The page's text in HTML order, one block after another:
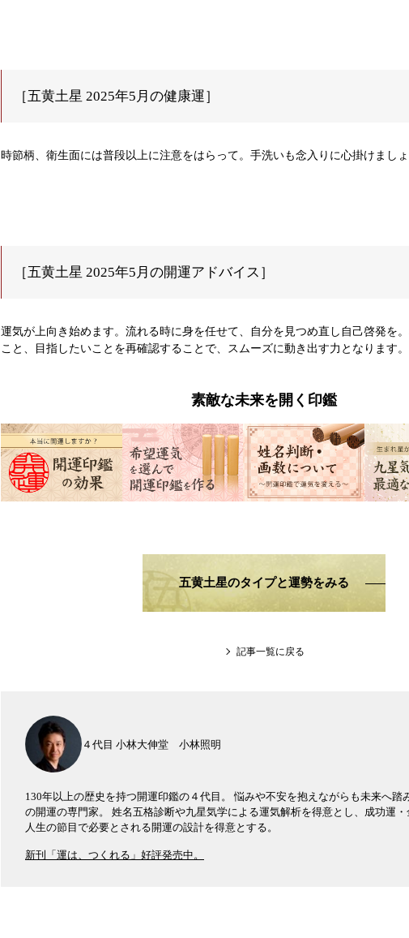
［五黄土星 2025年5月の健康運］
時節柄、衛生面には普段以上に注意をはらって。手洗いも念入りに心掛けましょ
［五黄土星 2025年5月の開運アドバイス］
運気が上向き始めます。流れる時に身を任せて、自分を見つめ直し自己啓発を
こと、目指したいことを再確認することで、スムーズに動き出す力となります。
素敵な未来を開く印鑑
五黄土星のタイプと運勢をみる
記事一覧に戻る
４代目 小林大伸堂 小林照明
130年以上の歴史を持つ開運印鑑の４代目。 悩みや不安を抱えながらも未来へ踏
の開運の専門家。 姓名五格診断や九星気学による運気解析を得意とし、成功運・
人生の節目で必要とされる開運の設計を得意とする。
新刊「運は、つくれる」好評発売中。